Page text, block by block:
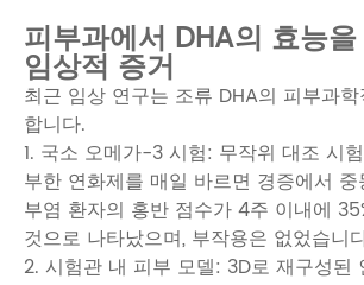
피부과에서 DHA의 효능
임상적 증거
최근 임상 연구는 조류 DHA의 피부과
합니다.
1. 국소 오메가-3 시험: 무작위 대조 시
부한 연화제를 매일 바르면 경증에서
부염 환자의 홍반 점수가 4주 이내에
것으로 나타났으며, 부작용은 없었습니
2. 시험관 내 피부 모델: 3D로 재구성된